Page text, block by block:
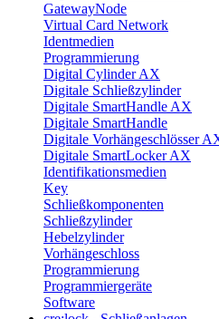
GatewayNode
Virtual Card Network
Identmedien
Programmierung
Digital Cylinder AX
Digitale Schließzylinder
Digitale SmartHandle AX
Digitale SmartHandle
Digitale Vorhängeschlösser
Digitale SmartLocker AX
Identifikationsmedien
Key
Schließkomponenten
Schließzylinder
Hebelzylinder
Vorhängeschloss
Programmierung
Programmiergeräte
Software